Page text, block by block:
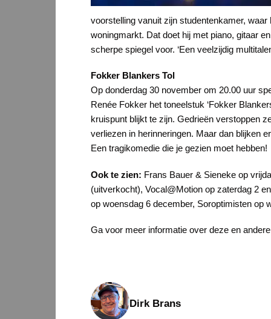
voorstelling vanuit zijn studentenkamer,
woningmarkt. Dat doet hij met piano, gitaar
scherpe spiegel voor. ‘Een veelzijdig
Fokker Blankers Tol
Op donderdag 30 november om 20.00 uur
Renée Fokker het toneelstuk ‘Fokker
kruispunt blijkt te zijn. Gedrieën verstoppen
verliezen in herinneringen. Maar dan blijken
Een tragikomedie die je gezien moet hebben!
Ook te zien: Frans Bauer & Sieneke op
(uitverkocht), Vocal@Motion op zaterdag 2
op woensdag 6 december, Soroptimisten op
Ga voor meer informatie over deze en
Dirk Brans